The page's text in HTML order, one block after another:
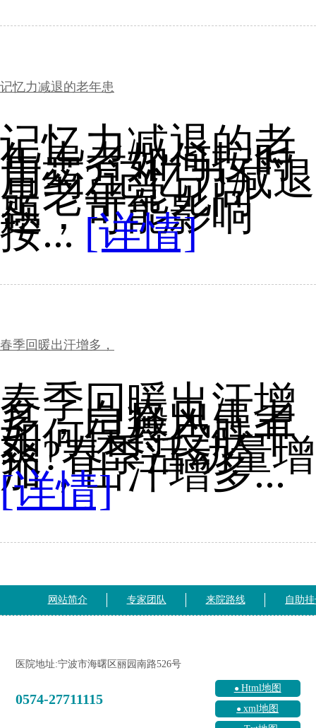
记忆力减退的老年患
记忆力减退的老
年患者如何按时
用药?记忆力减退
是老年常见问
题，可能影响
按...[详情]
春季回暖出汗增多，
春季回暖出汗增
多，白癜风患者
如何保持皮肤干
爽?春季活动量增
加，出汗增多...
[详情]
网站简介 专家团队 来院路线 自助
医院地址:宁波市海曙区丽园南路526号
0574-27711115
Html地图
xml地图